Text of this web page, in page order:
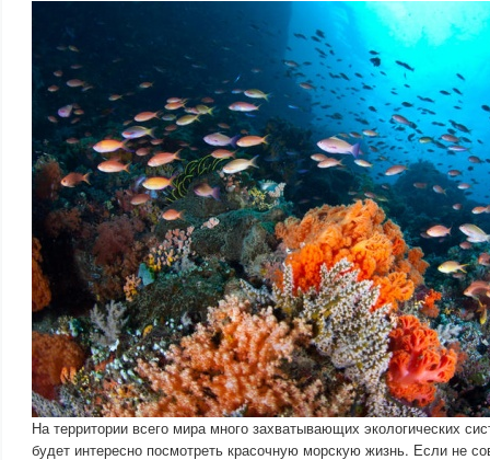
На территории всего мира много захватывающих экологических
будет интересно посмотреть красочную морскую жизнь. Если не